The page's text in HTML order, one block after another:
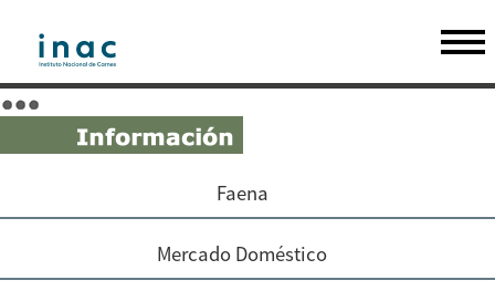
Faena
Mercado Doméstico